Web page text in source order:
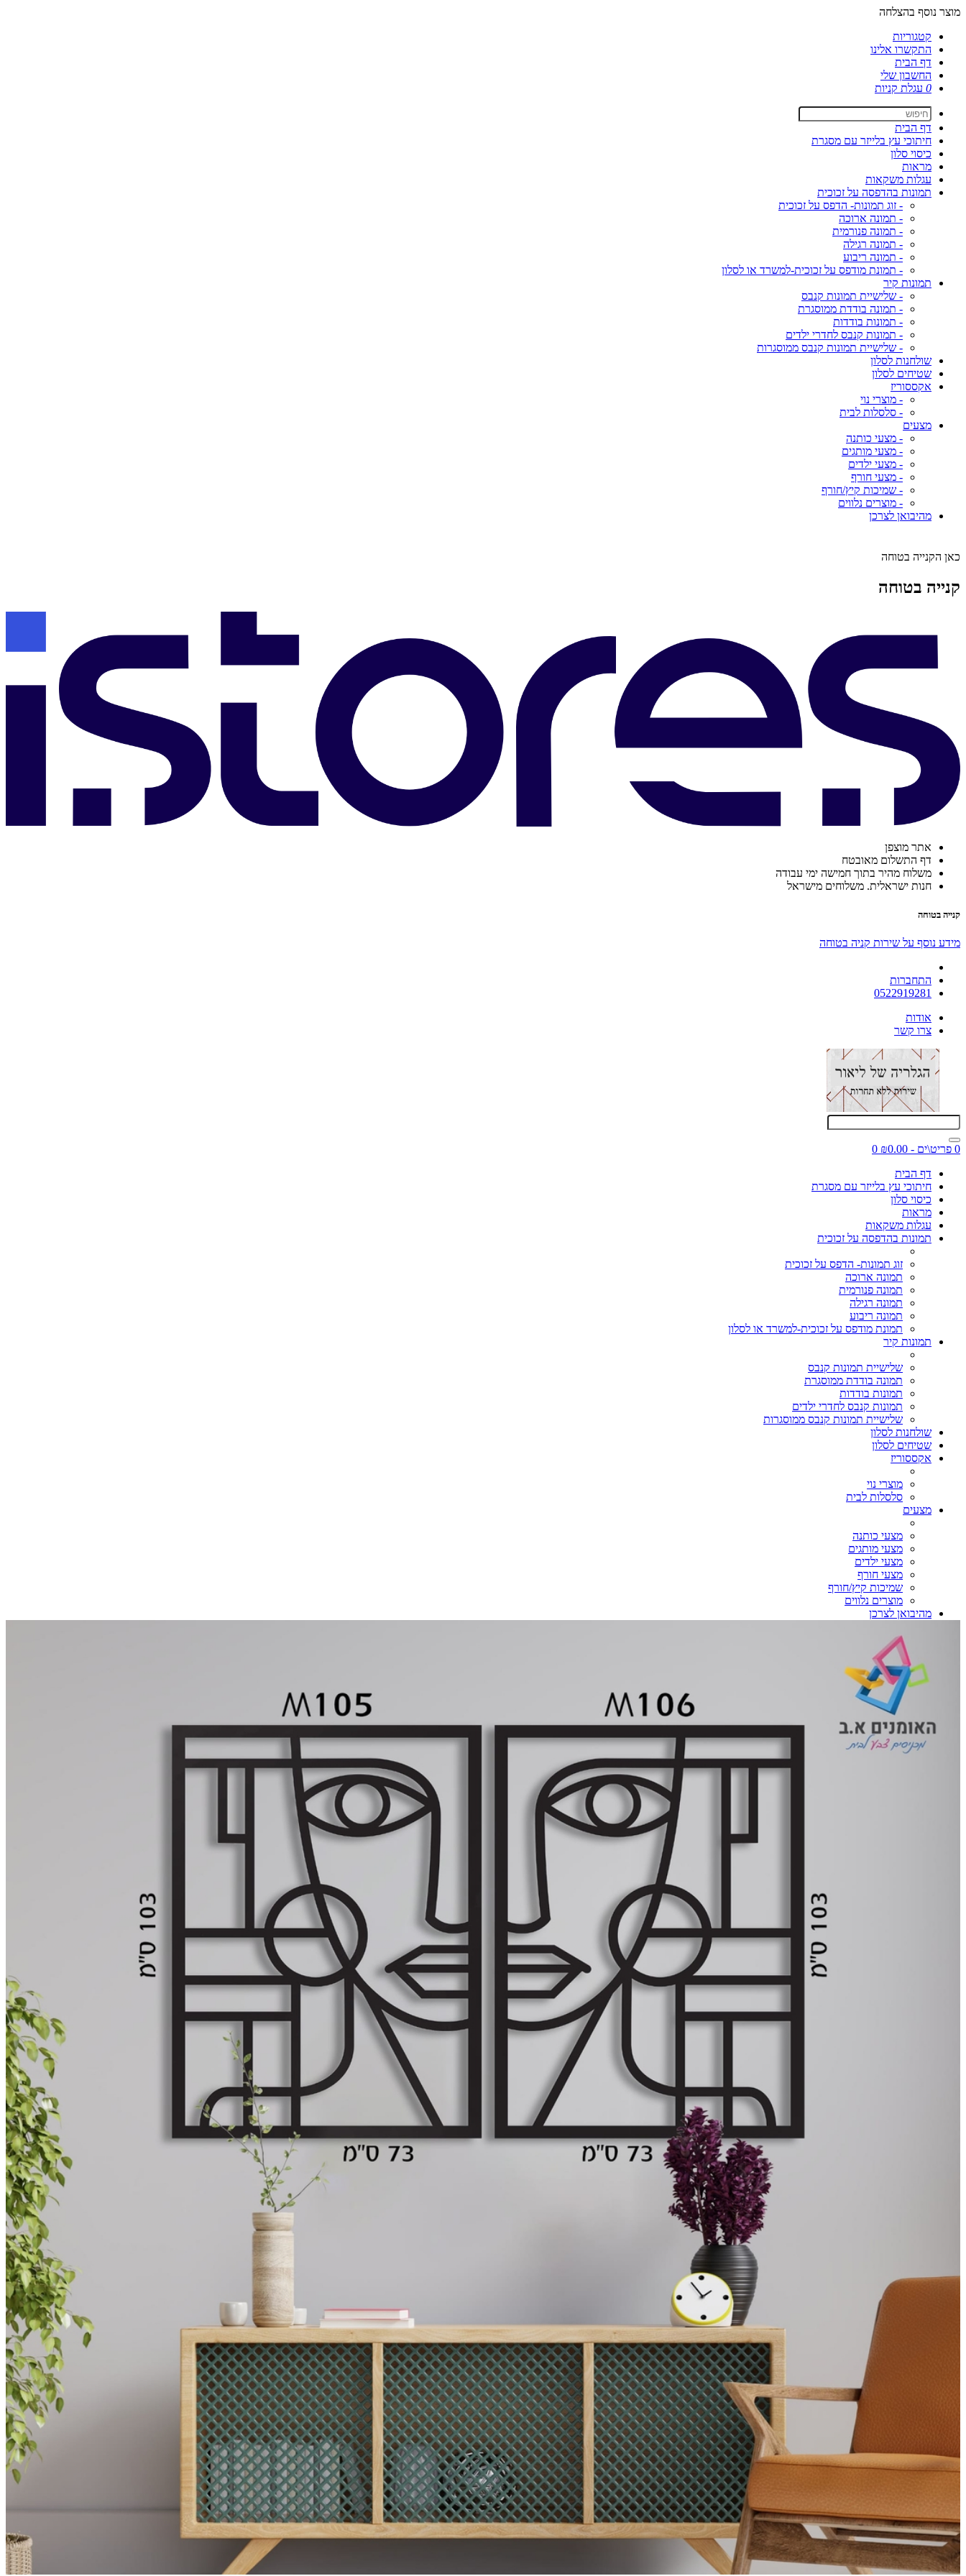
מוצר נוסף בהצלחה
קטגוריות
התקשרו אלינו
דף הבית
החשבון שלי
0 עגלת קניות
דף הבית
חיתוכי עץ בלייזר עם מסגרת
כיסוי סלון
מראות
עגלות משקאות
תמונות בהדפסה על זכוכית
- זוג תמונות- הדפס על זכוכית
- תמונה ארוכה
- תמונה פנורמית
- תמונה רגילה
- תמונה ריבוע
- תמונת מודפס על זכוכית-למשרד או לסלון
תמונות קיר
- שלישיית תמונות קנבס
- תמונה בודדת ממוסגרת
- תמונות בודדות
- תמונות קנבס לחדרי ילדים
- שלישיית תמונות קנבס ממוסגרות
שולחנות לסלון
שטיחים לסלון
אקססוריז
- מוצרי נוי
- סלסלות לבית
מצעים
- מצעי כותנה
- מצעי מותגים
- מצעי ילדים
- מצעי חורף
- שמיכות קיץ/חורף
- מוצרים נלווים
מהיבואן לצרכן
כאן הקנייה בטוחה
קנייה בטוחה
אתר מוצפן
דף התשלום מאובטח
משלוח מהיר בתוך חמישה ימי עבודה
חנות ישראלית. משלוחים מישראל
קנייה בטוחה
מידע נוסף על שירות קניה בטוחה
התחברות
0522919281
אודות
צרו קשר
0 פריט\ים - ₪0.00
0
דף הבית
חיתוכי עץ בלייזר עם מסגרת
כיסוי סלון
מראות
עגלות משקאות
תמונות בהדפסה על זכוכית
זוג תמונות- הדפס על זכוכית
תמונה ארוכה
תמונה פנורמית
תמונה רגילה
תמונה ריבוע
תמונת מודפס על זכוכית-למשרד או לסלון
תמונות קיר
שלישיית תמונות קנבס
תמונה בודדת ממוסגרת
תמונות בודדות
תמונות קנבס לחדרי ילדים
שלישיית תמונות קנבס ממוסגרות
שולחנות לסלון
שטיחים לסלון
אקססוריז
מוצרי נוי
סלסלות לבית
מצעים
מצעי כותנה
מצעי מותגים
מצעי ילדים
מצעי חורף
שמיכות קיץ/חורף
מוצרים נלווים
מהיבואן לצרכן